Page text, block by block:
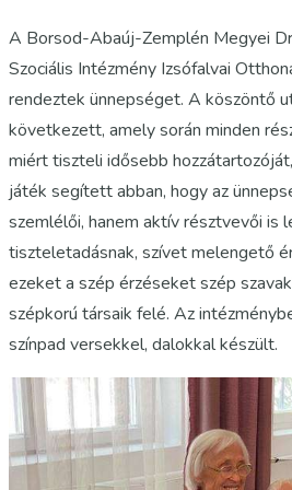
A Borsod-Abaúj-Zemplén Megyei
Szociális Intézmény Izsófalvai
rendeztek ünnepséget. A köszöntő
következett, amely során minden
miért tiszteli idősebb
játék segített abban, hogy az
szemlélői, hanem aktív résztvevői is
tiszteletadásnak, szívet melengető
ezeket a szép érzéseket szép
szépkorú társaik felé. Az
színpad versekkel, dalokkal készült.